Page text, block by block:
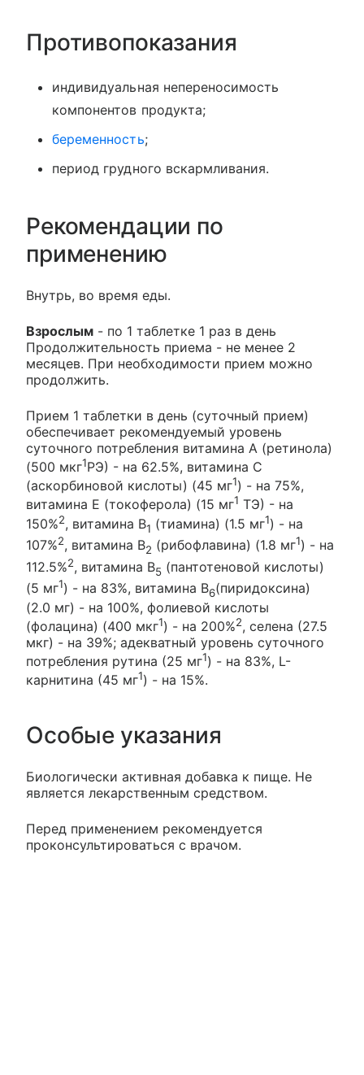
Противопоказания
индивидуальная непереносимость
компонентов продукта;
беременность;
период грудного вскармливания.
Рекомендации по
применению
Внутрь, во время еды.
Взрослым - по 1 таблетке 1 раз в день
Продолжительность приема - не менее 2
месяцев. При необходимости прием можно
продолжить.
Прием 1 таблетки в день (суточный прием)
обеспечивает рекомендуемый уровень
суточного потребления витамина А (ретинола)
(500 мкг1РЭ) - на 62.5%, витамина С
(аскорбиновой кислоты) (45 мг1) - на 75%,
витамина Е (токоферола) (15 мг1 ТЭ) - на
150%2, витамина В1 (тиамина) (1.5 мг1) - на
107%2, витамина В2 (рибофлавина) (1.8 мг1) - на
112.5%2, витамина В5 (пантотеновой кислоты)
(5 мг1) - на 83%, витамина В6(пиридоксина)
(2.0 мг) - на 100%, фолиевой кислоты
(фолацина) (400 мкг1) - на 200%2, селена (27.5
мкг) - на 39%; адекватный уровень суточного
потребления рутина (25 мг1) - на 83%, L-
карнитина (45 мг1) - на 15%.
Особые указания
Биологически активная добавка к пище. Не
является лекарственным средством.
Перед применением рекомендуется
проконсультироваться с врачом.